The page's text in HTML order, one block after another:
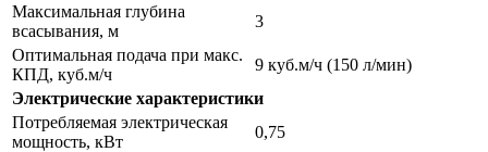
Максимальная глубина
всасывания, м
3
Оптимальная подача при макс.
КПД, куб.м/ч
9 куб.м/ч (150 л/мин)
Электрические характеристики
Потребляемая электрическая
мощность, кВт
0,75